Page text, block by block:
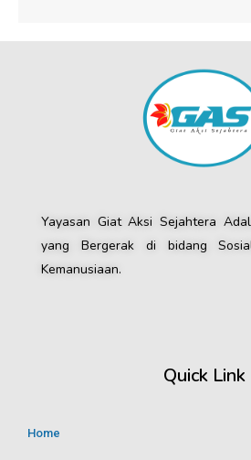
Yayasan Giat Aksi Sejahtera
yang Bergerak di bidang
Kemanusiaan.
Quick Link
Home